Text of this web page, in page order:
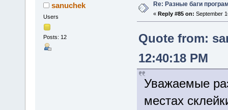
sanuchek
Users
Posts: 12
Re: Разные баги
« Reply #85 on: September
Quote from:
12:40:18 PM
Уважаемые
местах